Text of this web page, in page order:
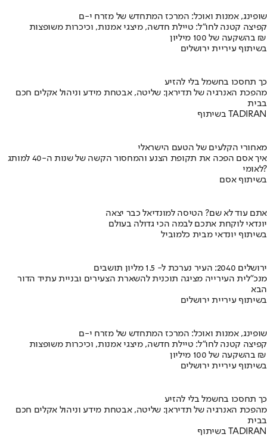
שופינג, אמנות ואוכל: המרכז המתחדש של מזרח י-ם
קפיצה קטנה לחו"ל: טיילת חדשה, מיצגי אמנות, וכיכרות משופצות
בהשקעה של 100 מיליון ₪
בשיתוף עיריית ירושלים
כך תחסכו בחשמל בלי להזיע
מהפכת האנרגיה של תדיראן: שליטה, אבטחת מידע וניהול אקלים חכם
בבית
בשיתוף TADIRAN
מאחורי הקלעים של הטעם הישראלי
איך אסם הפכה את תקופת הצנע והמחסור הקשה של שנות ה-40 למותג
לאומי?
בשיתוף אסם
אתם עוד לא שם? הטיסה למונדיאל כבר יצאה
יונדאי לוקחת אתכם לבמה הכי גדולה בעולם
בשיתוף יונדאי מבית כלמוביל
ירושלים 2040: העיר נערכת ל- 1.5 מליון תושבים
מנכ"לית העירייה מציגה תוכנית להשארת הצעירים ובניית עתיד הדור
הבא
בשיתוף עיריית ירושלים
שופינג, אמנות ואוכל: המרכז המתחדש של מזרח י-ם
קפיצה קטנה לחו"ל: טיילת חדשה, מיצגי אמנות, וכיכרות משופצות
בהשקעה של 100 מיליון ₪
בשיתוף עיריית ירושלים
כך תחסכו בחשמל בלי להזיע
מהפכת האנרגיה של תדיראן: שליטה, אבטחת מידע וניהול אקלים חכם
בבית
בשיתוף TADIRAN